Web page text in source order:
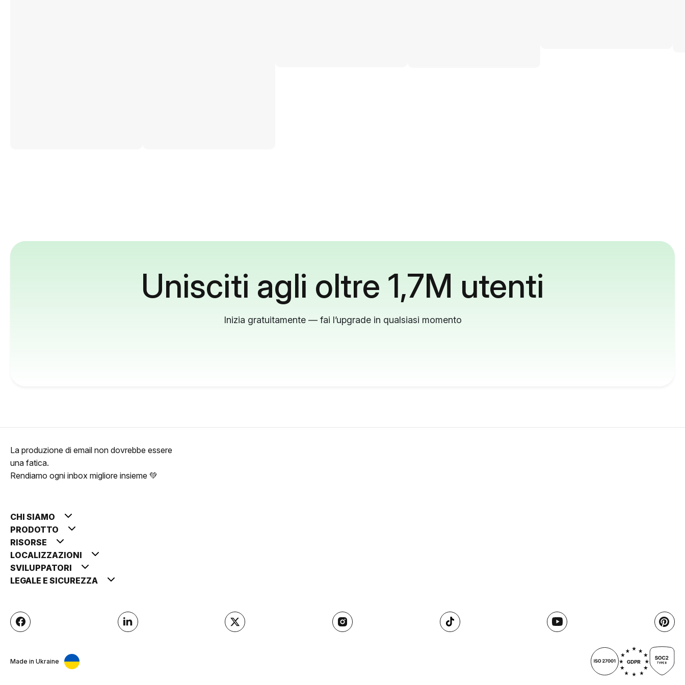
Unisciti agli oltre 1,7M utenti
Inizia gratuitamente — fai l’upgrade in qualsiasi momento
La produzione di email non dovrebbe essere
una fatica.
Rendiamo ogni inbox migliore insieme 💚
CHI SIAMO
PRODOTTO
RISORSE
LOCALIZZAZIONI
SVILUPPATORI
LEGALE E SICUREZZA
Made in Ukraine